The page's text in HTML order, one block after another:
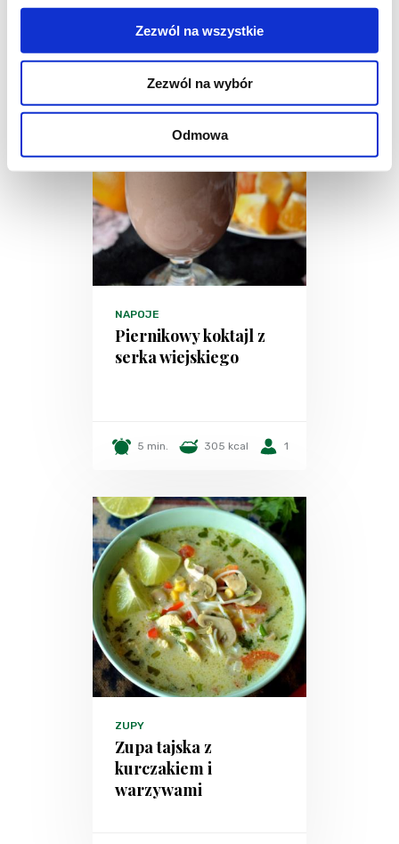
Zezwól na wszystkie
Zezwól na wybór
Odmowa
1
5939
NAPOJE
Piernikowy koktajl z
serka wiejskiego
5 min. 305 kcal 1
ZUPY
Zupa tajska z
kurczakiem i
warzywami